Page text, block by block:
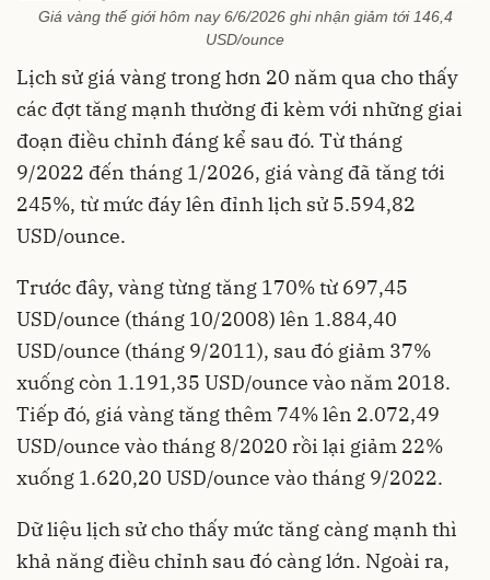
Giá vàng thế giới hôm nay 6/6/2026 ghi nhận giảm tới 146,4
USD/ounce
Lịch sử giá vàng trong hơn 20 năm qua cho thấy
các đợt tăng mạnh thường đi kèm với những giai
đoạn điều chỉnh đáng kể sau đó. Từ tháng
9/2022 đến tháng 1/2026, giá vàng đã tăng tới
245%, từ mức đáy lên đỉnh lịch sử 5.594,82
USD/ounce.
Trước đây, vàng từng tăng 170% từ 697,45
USD/ounce (tháng 10/2008) lên 1.884,40
USD/ounce (tháng 9/2011), sau đó giảm 37%
xuống còn 1.191,35 USD/ounce vào năm 2018.
Tiếp đó, giá vàng tăng thêm 74% lên 2.072,49
USD/ounce vào tháng 8/2020 rồi lại giảm 22%
xuống 1.620,20 USD/ounce vào tháng 9/2022.
Dữ liệu lịch sử cho thấy mức tăng càng mạnh thì
khả năng điều chỉnh sau đó càng lớn. Ngoài ra,